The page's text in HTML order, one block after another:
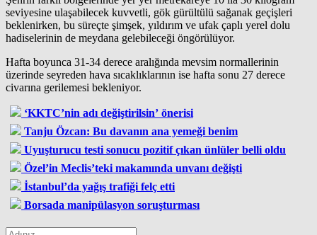
seviyesine ulaşabilecek kuvvetli, gök gürültülü sağanak geçişleri
beklenirken, bu süreçte şimşek, yıldırım ve ufak çaplı yerel dolu
hadiselerinin de meydana gelebileceği öngörülüyor.
Hafta boyunca 31-34 derece aralığında mevsim normallerinin
üzerinde seyreden hava sıcaklıklarının ise hafta sonu 27 derece
civarına gerilemesi bekleniyor.
‘KKTC’nin adı değiştirilsin’ önerisi
Tanju Özcan: Bu davanın ana yemeği benim
Uyuşturucu testi sonucu pozitif çıkan ünlüler belli oldu
Özel’in Meclis’teki makamında unvanı değişti
İstanbul’da yağış trafiği felç etti
Borsada manipülasyon soruşturması